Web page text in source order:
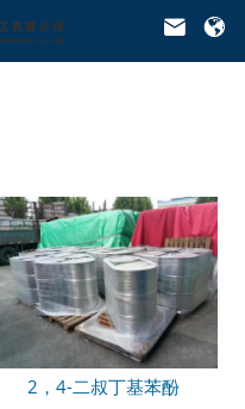
 

2，4-二叔丁基苯酚